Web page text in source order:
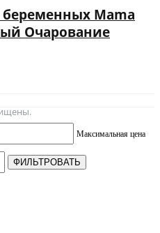
Максимальная цена
ФИЛЬТРОВАТЬ
беременных Mama
Очарование